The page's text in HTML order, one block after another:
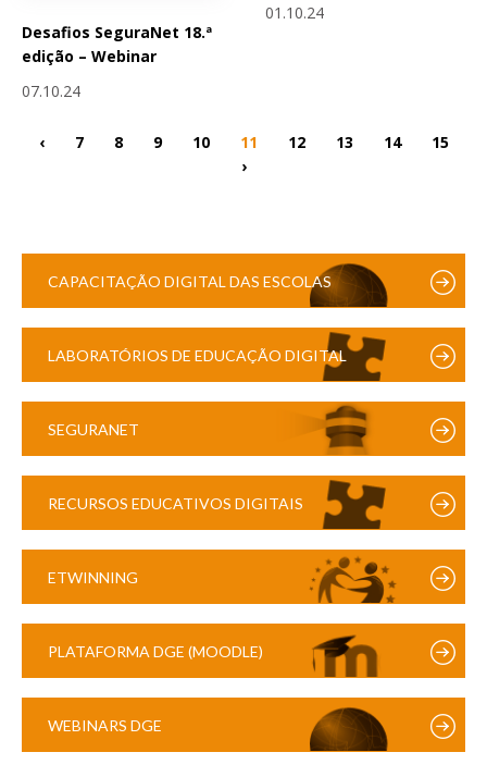
Desafios SeguraNet 18.ª
edição – Webinar
07.10.24
01.10.24
‹ 7 8 9 10 11 12 13 14
15
›
CAPACITAÇÃO DIGITAL DAS ESCOLAS
LABORATÓRIOS DE EDUCAÇÃO DIGITAL
SEGURANET
RECURSOS EDUCATIVOS DIGITAIS
ETWINNING
PLATAFORMA DGE (MOODLE)
WEBINARS DGE